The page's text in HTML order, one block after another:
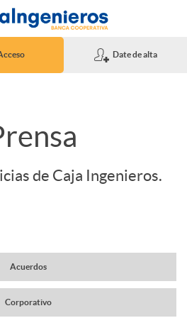
Date de alta
de Caja Ingenieros.
Acuerdos
Corporativo